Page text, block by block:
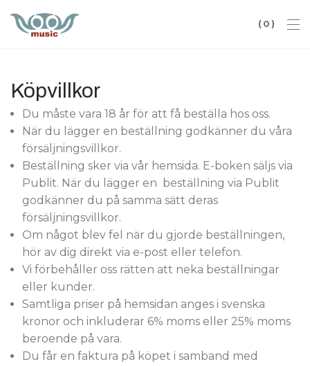
0
Köpvillkor
Du måste vara 18 år för att få beställa hos oss.
När du lägger en beställning godkänner du våra
försäljningsvillkor.
Beställning sker via vår hemsida. E-boken säljs via
Publit. När du lägger en beställning via Publit
godkänner du på samma sätt deras
försäljningsvillkor.
Om något blev fel när du gjorde beställningen,
hör av dig direkt via e-post eller telefon.
Vi förbehåller oss rätten att neka beställningar
eller kunder.
Samtliga priser på hemsidan anges i svenska
kronor och inkluderar 6% moms eller 25% moms
beroende på vara.
Du får en faktura på köpet i samband med